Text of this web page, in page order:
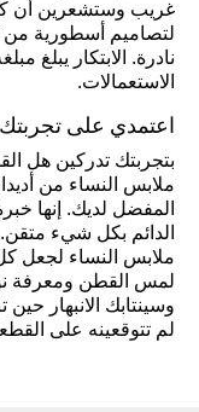
غريب وستشعرين أن
لتصاميم أسطورية من
نادرة. الابتكار يبلغ
الاستعمالات.
اعتمدي على تجربتك
بتجربتك تدركين هل
ملابس النساء من
المفضل لديك. إنها
الدائم بكل شيء
ملابس النساء لجعل
لمس القطن ومعرفة
وسينتابك الانبهار
لم تتوقعينه على